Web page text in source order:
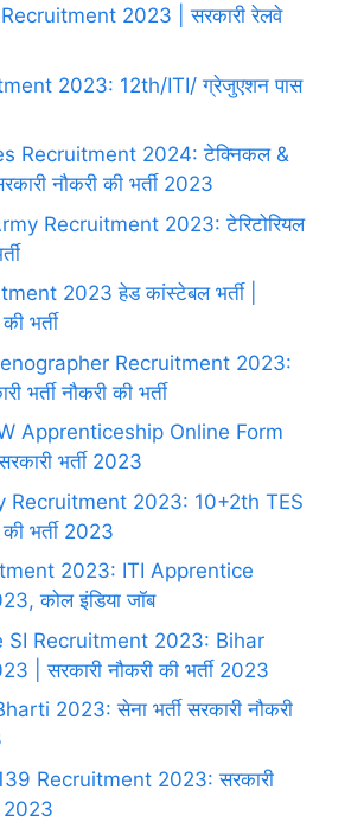
2023 | सरकारी रेलवे
2023: 12th/ITI/ ग्रेजुएशन पास
Recruitment 2024: टेक्निकल &
नौकरी की भर्ती 2023
Recruitment 2023: टेरिटोरियल
2023 हेड कांस्टेबल भर्ती |
भर्ती
Recruitment 2023:
भर्ती नौकरी की भर्ती
Apprenticeship Online Form
भर्ती 2023
Recruitment 2023: 10+2th TES
की भर्ती 2023
2023: ITI Apprentice
कोल इंडिया जॉब
SI Recruitment 2023: Bihar
| सरकारी नौकरी की भर्ती 2023
2023: सेना भर्ती सरकारी नौकरी
Recruitment 2023: सरकारी
2023